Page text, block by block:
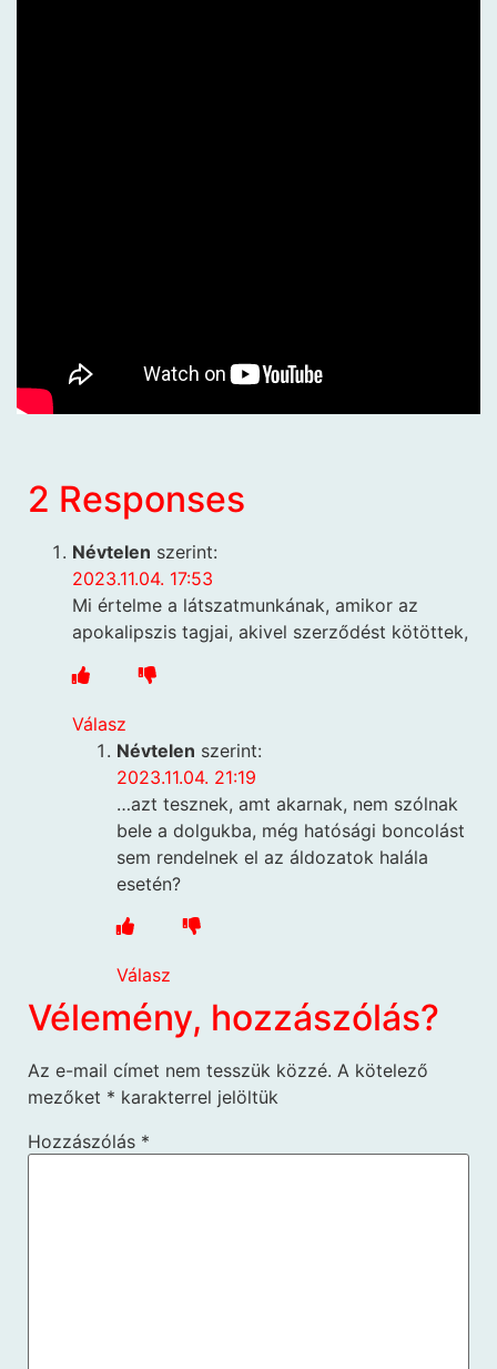
2 Responses
Névtelen szerint:
2023.11.04. 17:53
Mi értelme a látszatmunkának, amikor az
apokalipszis tagjai, akivel szerződést kötöttek,
Válasz
Névtelen szerint:
2023.11.04. 21:19
…azt tesznek, amt akarnak, nem szólnak
bele a dolgukba, még hatósági boncolást
sem rendelnek el az áldozatok halála
esetén?
Válasz
Vélemény, hozzászólás?
Az e-mail címet nem tesszük közzé. A kötelező
mezőket * karakterrel jelöltük
Hozzászólás *